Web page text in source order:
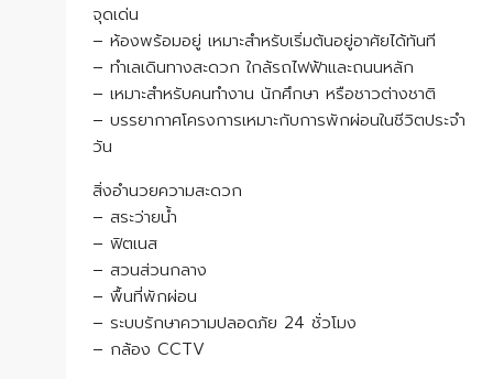
จุดเด่น
– ห้องพร้อมอยู่ เหมาะสำหรับเริ่มต้นอยู่อาศัยได้ทันที
– ทำเลเดินทางสะดวก ใกล้รถไฟฟ้าและถนนหลัก
– เหมาะสำหรับคนทำงาน นักศึกษา หรือชาวต่างชาติ
– บรรยากาศโครงการเหมาะกับการพักผ่อนในชีวิตประจำ
วัน
สิ่งอำนวยความสะดวก
– สระว่ายน้ำ
– ฟิตเนส
– สวนส่วนกลาง
– พื้นที่พักผ่อน
– ระบบรักษาความปลอดภัย 24 ชั่วโมง
– กล้อง CCTV